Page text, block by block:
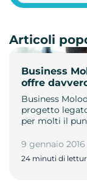
Business
offre
Business
progetto
per molti il
9 gennaio 2016
24 minuti di
Articoli